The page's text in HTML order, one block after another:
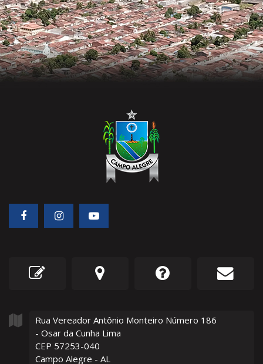
Rua Vereador Antônio Monteiro Número 186
- Osar da Cunha Lima
CEP 57253-040
Campo Alegre - AL